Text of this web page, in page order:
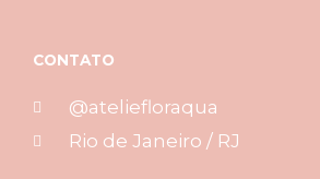
CONTATO
@ateliefloraqua
Rio de Janeiro / RJ